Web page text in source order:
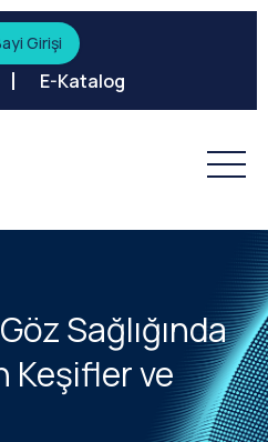
Girişi
E-Katalog
Sağlığında
Keşifler ve